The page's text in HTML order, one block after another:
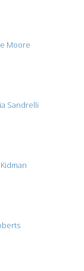
Moore
Sandrelli